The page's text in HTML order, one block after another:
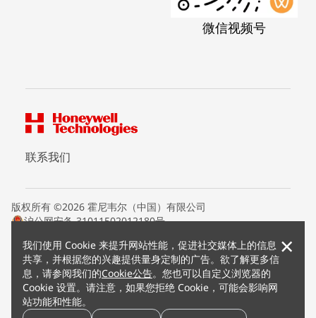
我们使用 Cookie 来提升网站性能，促进社交媒体上的信息
共享，并根据您的兴趣提供量身定制的广告。欲了解更多信
息，请参阅我们的Cookie公告。您也可以自定义浏览器的
Cookie 设置。请注意，如果您拒绝 Cookie，可能会影响网
站功能和性能。
×
微信视频号
联系我们
版权所有 ©2026 霍尼韦尔（中国）有限公司
沪公网安备 31011502012180号
条款条约
隐私声明
您的隐私选项
霍尼韦尔科技Cookie通知
退订